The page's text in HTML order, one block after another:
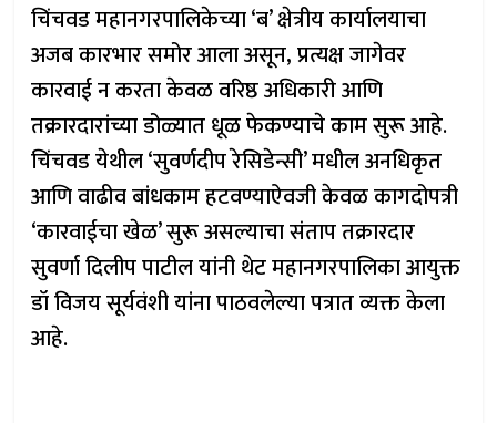
चिंचवड महानगरपालिकेच्या ‘ब’ क्षेत्रीय कार्यालयाचा
अजब कारभार समोर आला असून, प्रत्यक्ष जागेवर
कारवाई न करता केवळ वरिष्ठ अधिकारी आणि
तक्रारदारांच्या डोळ्यात धूळ फेकण्याचे काम सुरू आहे.
चिंचवड येथील ‘सुवर्णदीप रेसिडेन्सी’ मधील अनधिकृत
आणि वाढीव बांधकाम हटवण्याऐवजी केवळ कागदोपत्री
‘कारवाईचा खेळ’ सुरू असल्याचा संताप तक्रारदार
सुवर्णा दिलीप पाटील यांनी थेट महानगरपालिका आयुक्त
डॉ विजय सूर्यवंशी यांना पाठवलेल्या पत्रात व्यक्त केला
आहे.